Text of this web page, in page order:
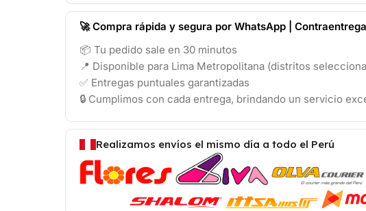
🚀 Compra rápida y segura por WhatsApp |
📦 Tu pedido sale en 30 minutos
📍 Disponible para Lima Metropolitana (distritos
✅ Entregas puntuales garantizadas
🔒 Cumplimos con cada entrega, brindando un servicio
Realizamos envíos el mismo día a todo el Perú